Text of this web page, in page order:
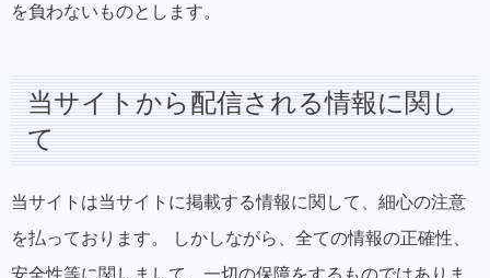
を負わないものとします。
当サイトから配信される情報に関し
て
当サイトは当サイトに掲載する情報に関して、細心の注意
を払っております。 しかしながら、全ての情報の正確性、